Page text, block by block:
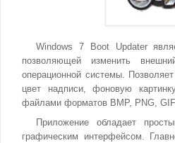
Windows 7 Boot Updater
позволяющей изменить
операционной системы.
цвет надписи, фоновую
файлами форматов BMP, PNG,
Приложение обладает
графическим интерфейсом.